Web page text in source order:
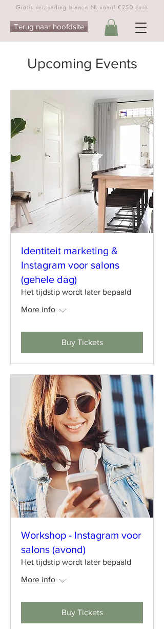
Gratis verzending binnen NL vanaf €250 euro
Terug naar hoofdsite
Upcoming Events
Identiteit marketing &
Instagram voor salons
(gehele dag)
Het tijdstip wordt later bepaald
More info
Buy Tickets
Workshop - Instagram voor
salons (avond)
Het tijdstip wordt later bepaald
More info
Buy Tickets